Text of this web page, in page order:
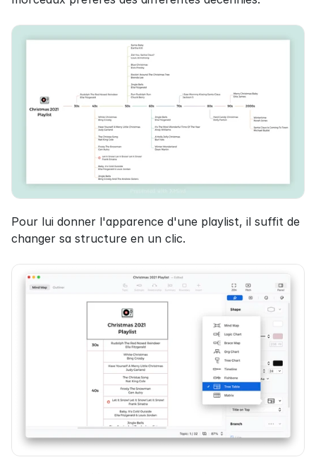
Pour lui donner l'apparence d'une playlist, il suffit de
changer sa structure en un clic.